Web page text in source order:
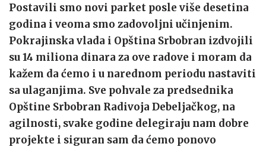
Postavili smo novi parket posle više desetina
godina i veoma smo zadovoljni učinjenim.
Pokrajinska vlada i Opština Srbobran izdvojili
su 14 miliona dinara za ove radove i moram da
kažem da ćemo i u narednom periodu nastaviti
sa ulaganjima. Sve pohvale za predsednika
Opštine Srbobran Radivoja Debeljačkog, na
agilnosti, svake godine delegiraju nam dobre
projekte i siguran sam da ćemo ponovo